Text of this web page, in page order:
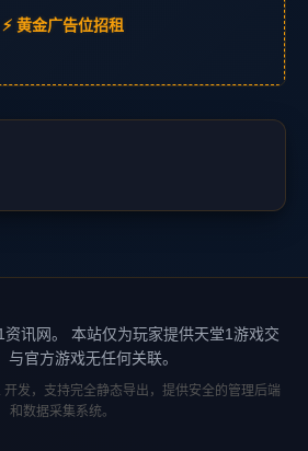
⚡ 黄金广告位招租
讯网。 本站仅为玩家提供天堂1游戏交
与官方游戏无任何关联。
发，支持完全静态导出，提供安全的管理后端
和数据采集系统。